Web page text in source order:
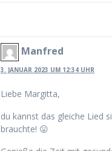
Manfred
3. JANUAR 2023 UM 12:34 UHR
Liebe Margitta,
du kannst das gleiche Lied
brauchte! 😛